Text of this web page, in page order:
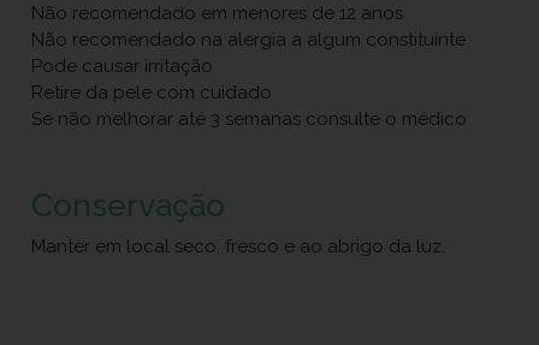
Não recomendado em menores de 12 anos
Não recomendado na alergia a algum constituinte
Pode causar irritação
Retire da pele com cuidado
Se não melhorar até 3 semanas consulte o médico
Conservação
Manter em local seco, fresco e ao abrigo da luz.